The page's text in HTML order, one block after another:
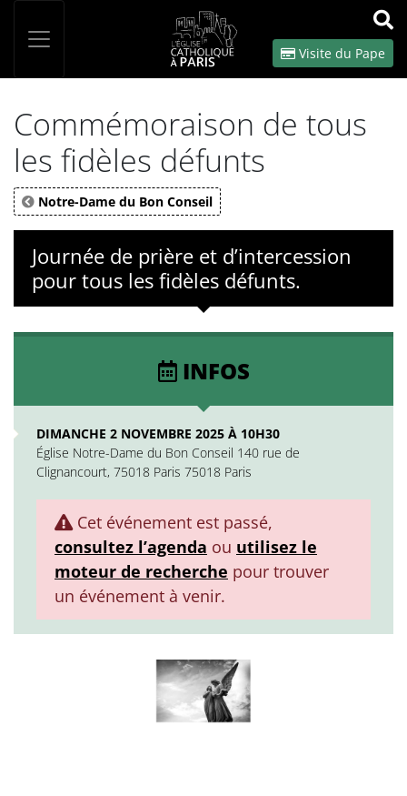
OK
Visite du Pape
Commémoraison de tous
les fidèles défunts
Notre-Dame du Bon Conseil
Journée de prière et d’intercession
pour tous les fidèles défunts.
INFOS
DIMANCHE 2 NOVEMBRE 2025 À 10H30
Église Notre-Dame du Bon Conseil 140 rue de
Clignancourt, 75018 Paris 75018 Paris
Cet événement est passé,
consultez l’agenda ou utilisez le
moteur de recherche pour trouver
un événement à venir.
Panneau de gestion des cookies